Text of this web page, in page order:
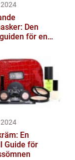
Den
för en
En
Guide för